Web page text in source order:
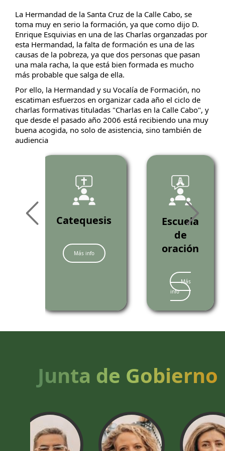
La Hermandad de la Santa Cruz de la Calle Cabo, se
toma muy en serio la formación, ya que como dijo D.
Enrique Esquivias en una de las Charlas organzadas por
esta Hermandad, la falta de formación es una de las
causas de la pobreza, ya que dos personas que pasan
una mala racha, la que está bien formada es mucho
más probable que salga de ella.
Por ello, la Hermandad y su Vocalía de Formación, no
escatiman esfuerzos en organizar cada año el ciclo de
charlas formativas tituladas "Charlas en la Calle Cabo", y
que desde el pasado año 2006 está recibiendo una muy
buena acogida, no solo de asistencia, sino también de
audiencia
Catequesis
Más info
Escuela
de
oración
Más
info
Junta de Gobierno